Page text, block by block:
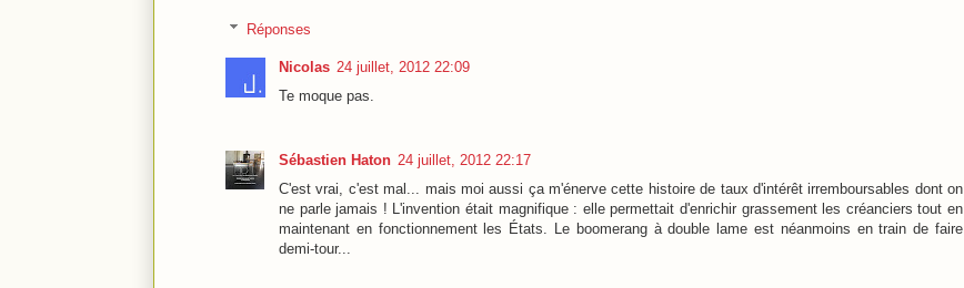
Réponses
Nicolas 24 juillet, 2012 22:09
Te moque pas.
Sébastien Haton 24 juillet, 2012 22:17
C'est vrai, c'est mal... mais moi aussi ça m'énerve cette histoire de taux d'intérêt irremboursables dont on
ne parle jamais ! L'invention était magnifique : elle permettait d'enrichir grassement les créanciers tout en
maintenant en fonctionnement les États. Le boomerang à double lame est néanmoins en train de faire
demi-tour...